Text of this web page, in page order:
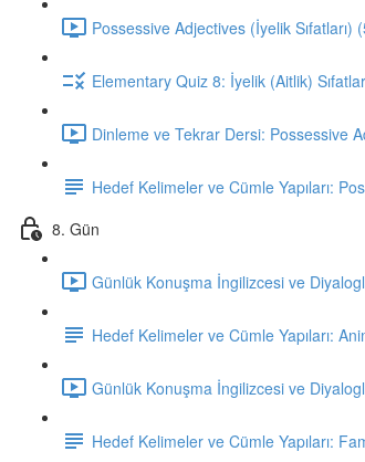
Possessive Adjectives (İyelik Sıfatları)
Elementary Quiz 8: İyelik (Aitlik)
Dinleme ve Tekrar Dersi: Possessive
Hedef Kelimeler ve Cümle Yapıları:
8. Gün
Günlük Konuşma İngilizcesi ve
Hedef Kelimeler ve Cümle Yapıları:
Günlük Konuşma İngilizcesi ve
Hedef Kelimeler ve Cümle Yapıları: